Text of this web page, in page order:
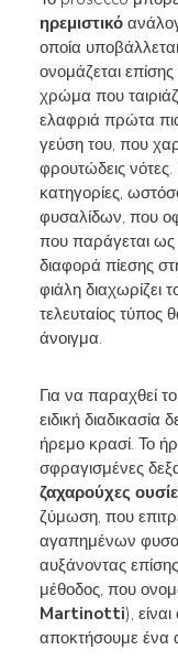
ηρεμιστικό
οποία
ονομάζεται επίσης
χρώμα που
ελαφριά πρώτα
γεύση του, που
φρουτώδεις νότες.
κατηγορίες,
φυσαλίδων, που
που παράγεται
διαφορά πίεσης
φιάλη
τελευταίος τύπος
άνοιγμα.
Για να παραχθεί
ειδική
ήρεμο κρασί. Το
σφραγισμένες
ζαχαρούχες
ζύμωση, που
αγαπημένων
αυξάνοντας
μέθοδος, που
Martinotti),
αποκτήσουμε ένα